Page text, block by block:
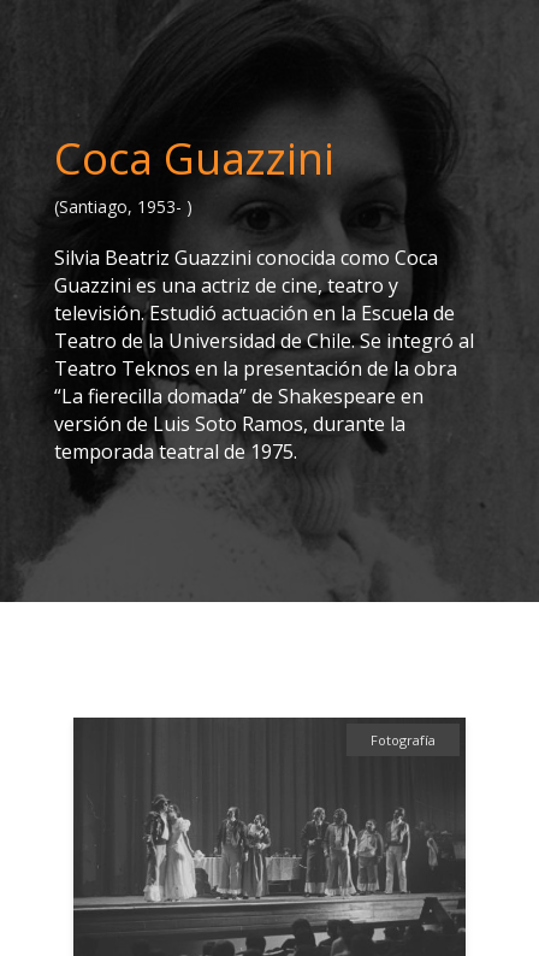
Coca Guazzini
(Santiago, 1953- )
Silvia Beatriz Guazzini conocida como Coca
Guazzini es una actriz de cine, teatro y
televisión. Estudió actuación en la Escuela de
Teatro de la Universidad de Chile. Se integró al
Teatro Teknos en la presentación de la obra
“La fierecilla domada” de Shakespeare en
versión de Luis Soto Ramos, durante la
temporada teatral de 1975.
Fotografía